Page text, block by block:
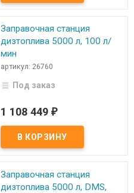
Заправочная станция
дизтоплива 5000 л, 100 л/
мин
артикул: 26760
Под заказ
1 108 449 ₽
Заправочная станция
дизтоплива 5000 л, DMS,